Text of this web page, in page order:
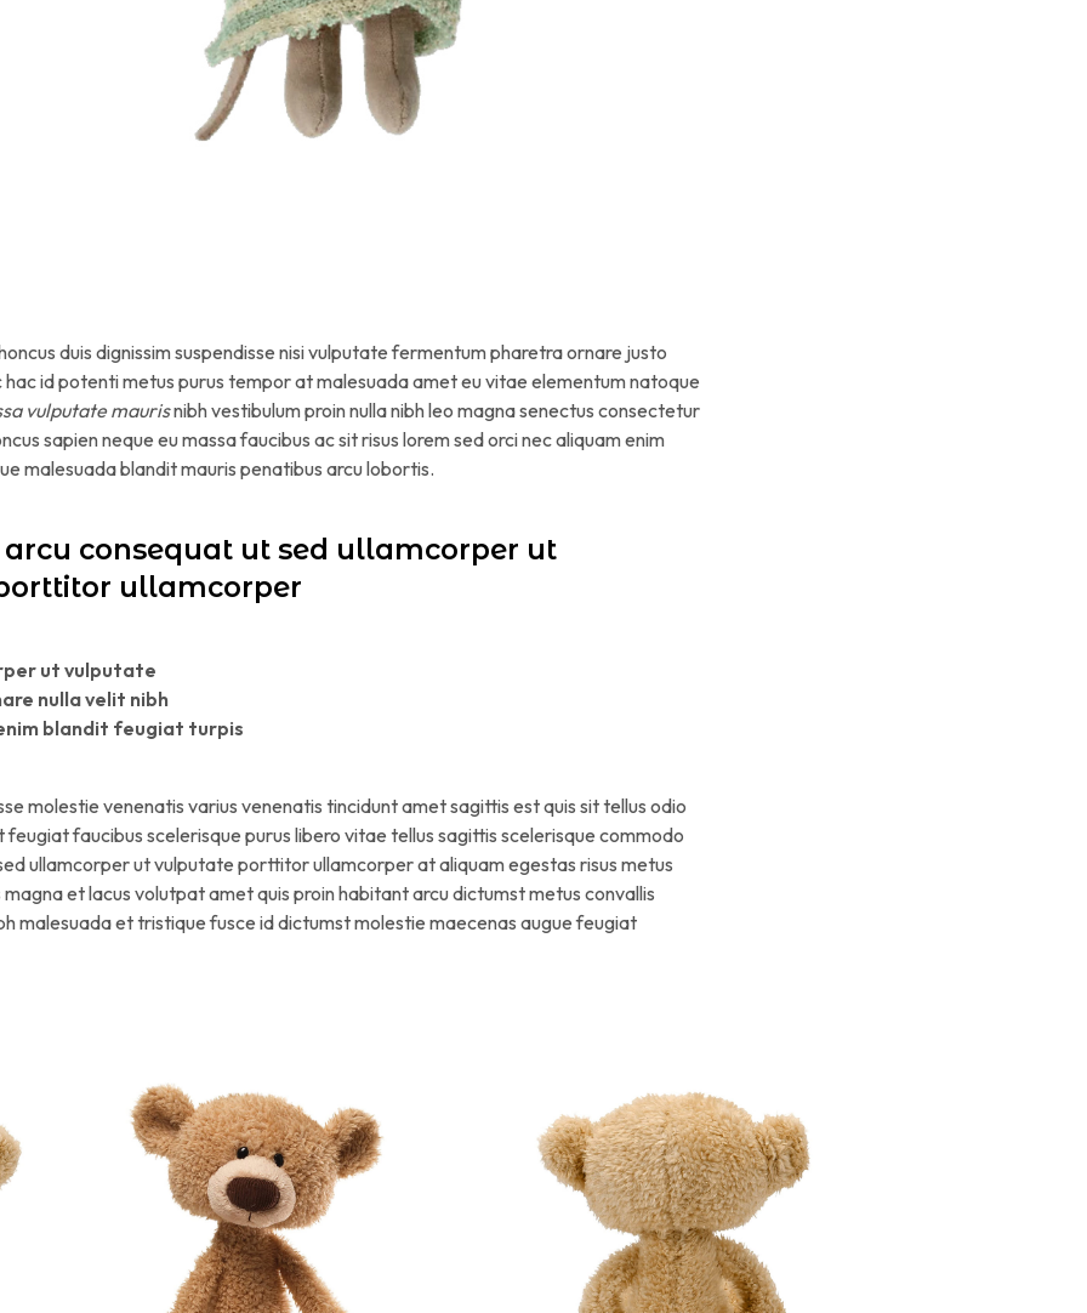
duis dignissim suspendisse nisi vulputate fermentum pharetra ornare justo
hac id potenti metus purus tempor at malesuada amet eu vitae elementum natoque
vulputate maurisnibh vestibulum proin nulla nibh leo magna senectus consectetur
sapien neque eu massa faucibus ac sit risus lorem sed orci nec aliquam enim
malesuada blandit mauris penatibus arcu lobortis.
consequat ut sed ullamcorper ut
ullamcorper
ut vulputate
nulla velit nibh
blandit feugiat turpis
molestie venenatis varius venenatis tincidunt amet sagittis est quis sit tellus odio
faucibus scelerisque purus libero vitae tellus sagittis scelerisque commodo
ullamcorper ut vulputate porttitor ullamcorper at aliquam egestas risus metus
magna et lacus volutpat amet quis proin habitant arcu dictumst metus convallis
malesuada et tristique fusce id dictumst molestie maecenas augue feugiat